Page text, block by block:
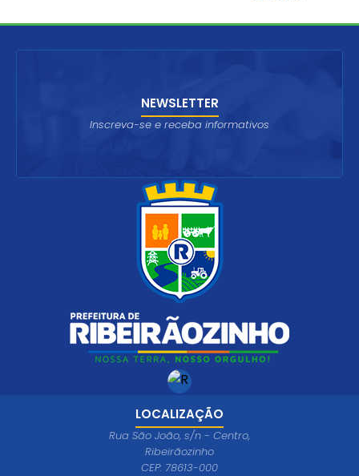
LOCALIZAÇÃO
Rua São João, s/n - Centro,
Ribeirãozinho
CEP: 78613-000
NEWSLETTER
Inscreva-se e receba informativos